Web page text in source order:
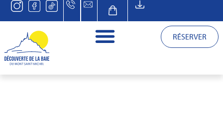
RÉSERVER